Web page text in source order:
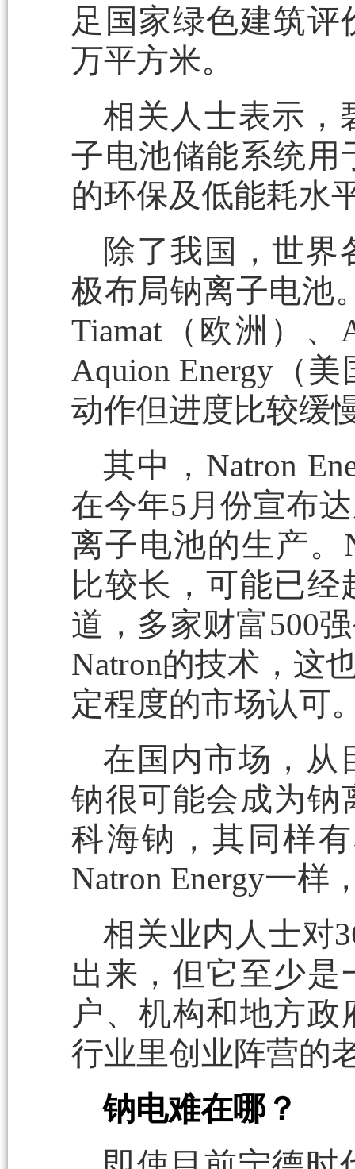
足国家绿色建筑评
万平方米。
相关人士表示，
子电池储能系统用
的环保及低能耗水
除了我国，世界
极布局钠离子电池
Tiamat（欧洲）、
Aquion Energy（
动作但进度比较缓
其中，Natron
在今年5月份宣布
离子电池的生产。
比较长，可能已
道，多家财富500
Natron的技术，这
定程度的市场认可
在国内市场，从
钠很可能会成为钠
科海钠，其同样
Natron Energy一样
相关业内人士对
出来，但它至少
户、机构和地方
行业里创业阵营的
钠电难在哪？